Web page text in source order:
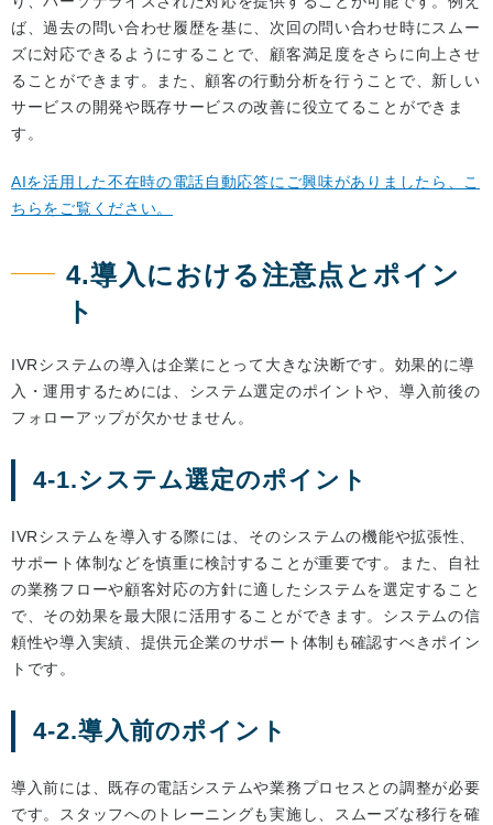
ば、過去の問い合わせ履歴を基に、次回の問い合わせ時にスムー
ズに対応できるようにすることで、顧客満足度をさらに向上させ
ることができます。また、顧客の行動分析を行うことで、新しい
サービスの開発や既存サービスの改善に役立てることができま
す。
AIを活用した不在時の電話自動応答にご興味がありましたら、こ
ちらをご覧ください。
4.導入における注意点とポイン
ト
IVRシステムの導入は企業にとって大きな決断です。効果的に導
入・運用するためには、システム選定のポイントや、導入前後の
フォローアップが欠かせません。
4-1.システム選定のポイント
IVRシステムを導入する際には、そのシステムの機能や拡張性、
サポート体制などを慎重に検討することが重要です。また、自社
の業務フローや顧客対応の方針に適したシステムを選定すること
で、その効果を最大限に活用することができます。システムの信
頼性や導入実績、提供元企業のサポート体制も確認すべきポイン
トです。
4-2.導入前のポイント
導入前には、既存の電話システムや業務プロセスとの調整が必要
です。スタッフへのトレーニングも実施し、スムーズな移行を確